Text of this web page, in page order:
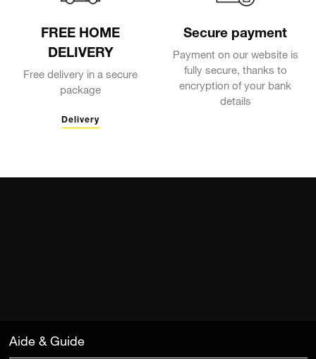
FREE HOME
DELIVERY
Free delivery in a secure
package
Delivery
Secure payment
Payment on our website is
fully secure, thanks to
encryption of your bank
details
Aide & Guide